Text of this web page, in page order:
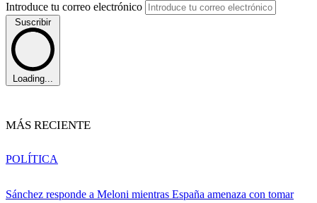
Introduce tu correo electrónico
Suscribir
Loading...
MÁS RECIENTE
Sánchez responde a Meloni mientras España amenaza con tomar
POLÍTICA